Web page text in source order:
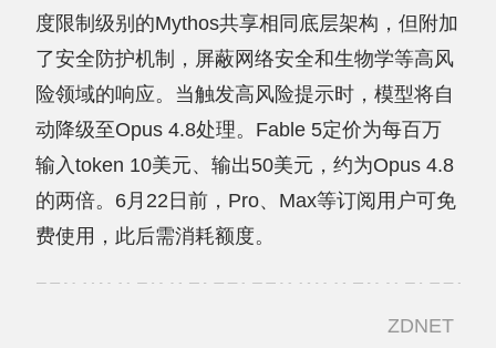
度限制级别的Mythos共享相同底层架构，但附加
了安全防护机制，屏蔽网络安全和生物学等高风
险领域的响应。当触发高风险提示时，模型将自
动降级至Opus 4.8处理。Fable 5定价为每百万
输入token 10美元、输出50美元，约为Opus 4.8
的两倍。6月22日前，Pro、Max等订阅用户可免
费使用，此后需消耗额度。
ZDNET